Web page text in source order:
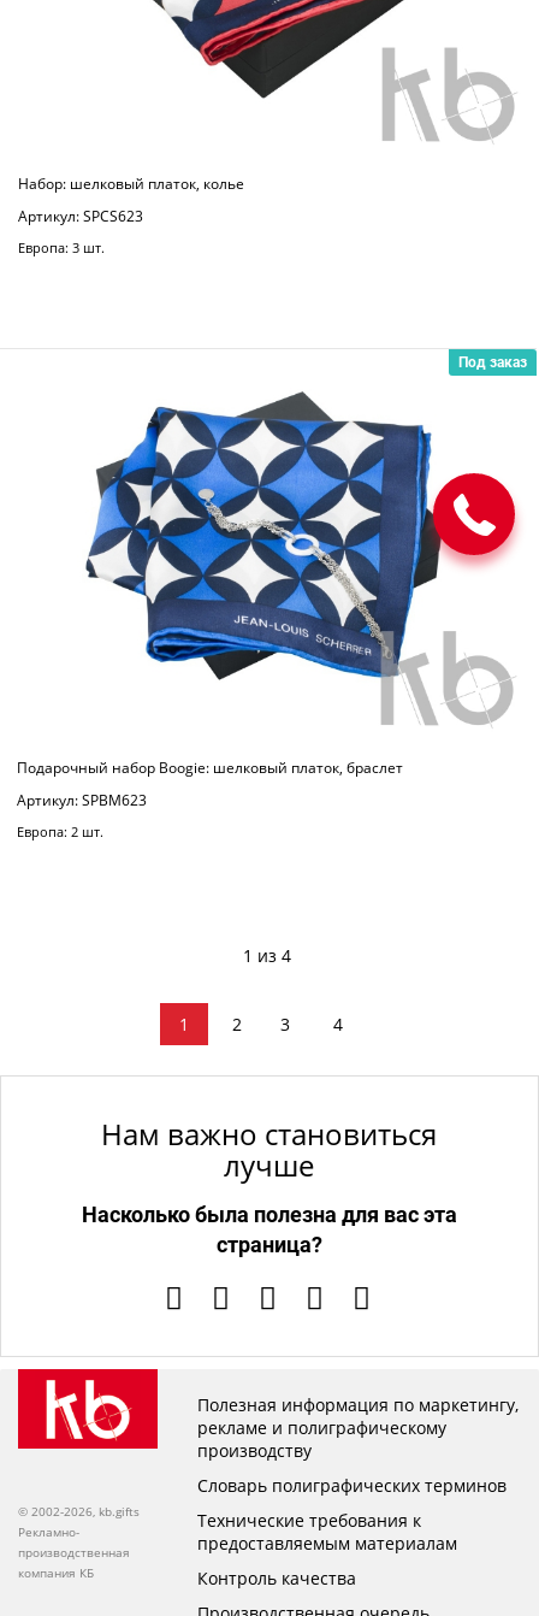
Набор: шелковый платок, колье
Артикул: SPCS623
Европа: 3 шт.
Под заказ
Подарочный набор Boogie: шелковый платок, браслет
Артикул: SPBM623
Европа: 2 шт.
1 из 4
1 2 3 4
Нам важно становиться
лучше
Насколько была полезна для вас эта
страница?
© 2002-2026, kb.gifts
Рекламно-
производственная
компания КБ
Полезная информация по маркетингу,
рекламе и полиграфическому
производству
Словарь полиграфических терминов
Технические требования к
предоставляемым материалам
Контроль качества